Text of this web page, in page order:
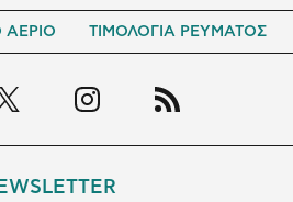
ΑΕΡΙΟ ΤΙΜΟΛΟΓΙΑ ΡΕΥΜΑΤΟΣ